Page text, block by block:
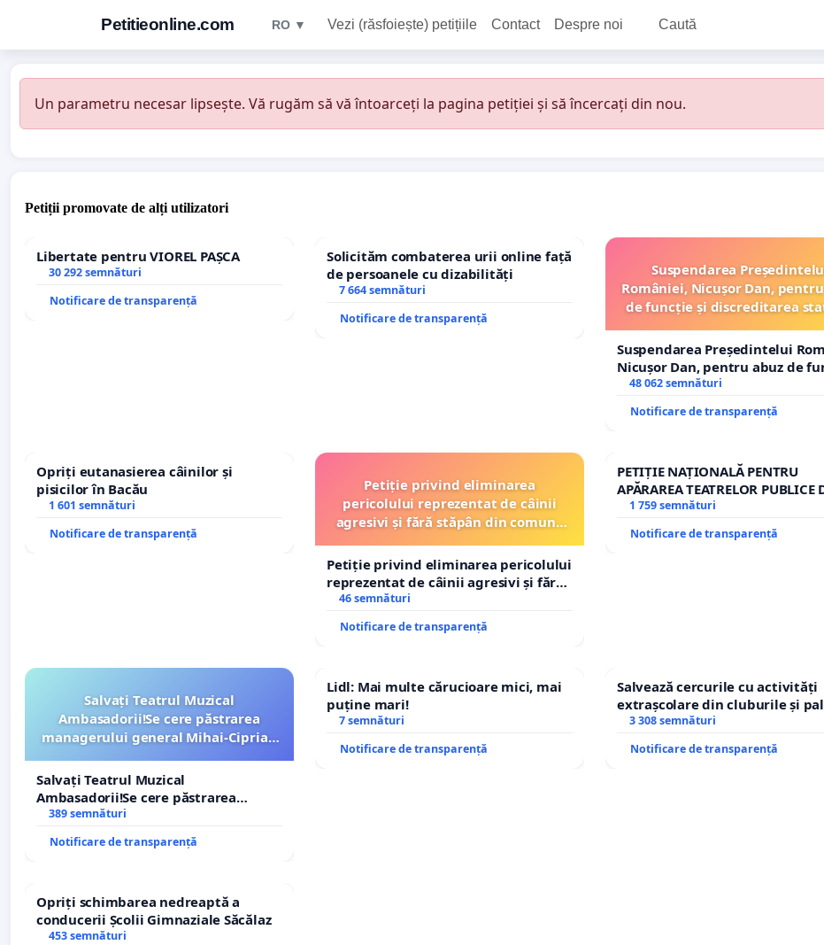
Petitieonline.com RO ▼ Vezi (răsfoiește) petițiile Contact Despre noi Caută
Un parametru necesar lipsește. Vă rugăm să vă întoarceți la pagina petiției și să încercați din nou.
Petiții promovate de alți utilizatori
Libertate pentru VIOREL PAȘCA
30 292 semnături
Notificare de transparență
Solicităm combaterea urii online față
de persoanele cu dizabilități
7 664 semnături
Notificare de transparență
Suspendarea
României, Nicușor Dan,
de funcție și discreditarea
Suspendarea Președintelui
Nicușor Dan, pentru abuz de
și discreditarea statului
48 062 semnături
Notificare de transparență
Opriți eutanasierea câinilor și
pisicilor în Bacău
1 601 semnături
Notificare de transparență
Petiție privind eliminarea
pericolului reprezentat de câinii
agresivi și fără stăpân din comuna
Petiție privind eliminarea pericolului
reprezentat de câinii agresivi și fără
stăpân din comuna Tunari
46 semnături
Notificare de transparență
PETIȚIE NAȚIONALĂ PENTRU
APĂRAREA TEATRELOR PUBLICE
REPERTORIU DIN ROMÂNIA
1 759 semnături
Notificare de transparență
Salvați Teatrul Muzical
Ambasadorii!Se cere păstrarea
managerului general Mihai-Ciprian
Salvați Teatrul Muzical
Ambasadorii!Se cere păstrarea
managerului general Mihai-Ciprian
ROGOJAN
389 semnături
Notificare de transparență
Lidl: Mai multe cărucioare mici, mai
puține mari!
7 semnături
Notificare de transparență
Salvează cercurile cu activități
extrașcolare din cluburile și
copiilor
3 308 semnături
Notificare de transparență
Opriți schimbarea nedreaptă a
conducerii Școlii Gimnaziale Săcălaz
453 semnături